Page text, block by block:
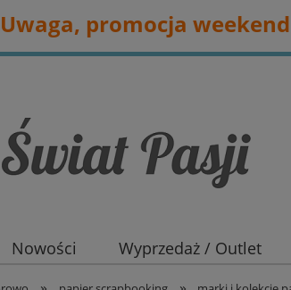
Uwaga, promocja
Nowości Wyprzedaż / Outlet